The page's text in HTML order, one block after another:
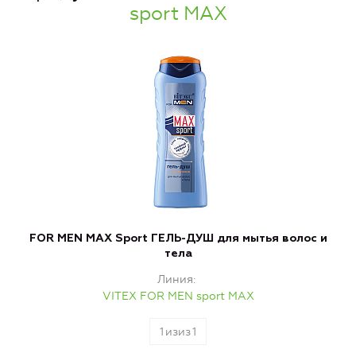
sport MAX
FOR MEN MAX Sport ГЕЛЬ-ДУШ для мытья волос и
тела
Линия
VITEX FOR MEN sport MAX
1 изиз1